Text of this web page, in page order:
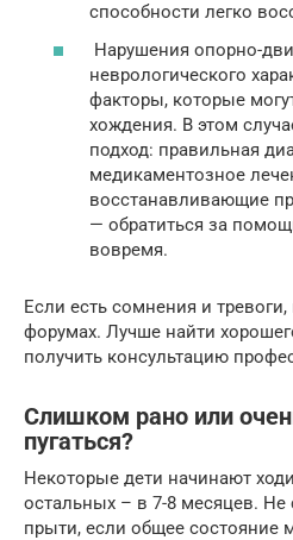
способности легко
Нарушения опорно-
неврологического
факторы, которые
хождения. В этом
подход: правильная
медикаментозное
восстанавливающие
— обратиться за
вовремя.
Если есть сомнения и
форумах. Лучше найти
получить консультацию
Слишком рано или
пугаться?
Некоторые дети начинают
остальных – в 7-8 месяцев. Не
прыти, если общее